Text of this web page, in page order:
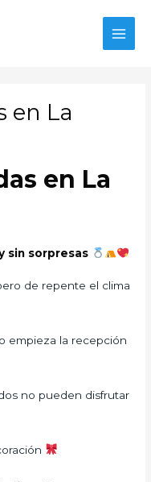
en La
en La
sin sorpresas
de repente el clima
empieza la recepción
no pueden disfrutar